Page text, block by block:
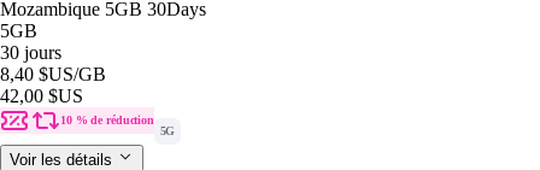
Mozambique 5GB 30Days
5GB
30 jours
8,40 $US/GB
42,00 $US
10 % de réduction
5G
Voir les détails